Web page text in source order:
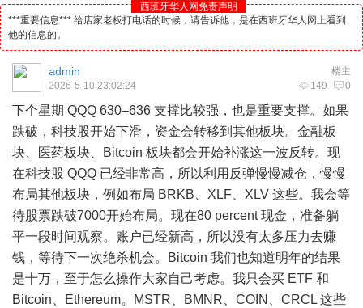
西班牙华人网免责声明
***重要信息*** 给店家老板打电话的时候，请告诉他，是在西班牙华人网上看到
他的信息的。
楼主
admin
149 0
2026-5-10 23:02:24
下个星期 QQQ 630–636 支撑比较强，也是重要支撑。如果
跌破，科技股开始下滑，资金会转移到其他板块。金融板
块、医药板块、Bitcoin 板块都会开始补涨这一波反转。现
在科技股 QQQ 已经非常高，所以利用反弹慢慢减仓，慢慢
布局其他板块，例如布局 BRKB、XLF、XLV 这些。我会等
待股票跌破7000开始布局。现在80 percent 现金，准备躺
平一段时间观察。账户已经新高，所以没有太多压力去赚
钱，等待下一次绝杀机会。Bitcoin 我们也知道明年的结果
是十万，至于怎么操作大家自己考虑。我只会买 ETF 和
Bitcoin、Ethereum。MSTR、BMNR、COIN、CRCL 这些